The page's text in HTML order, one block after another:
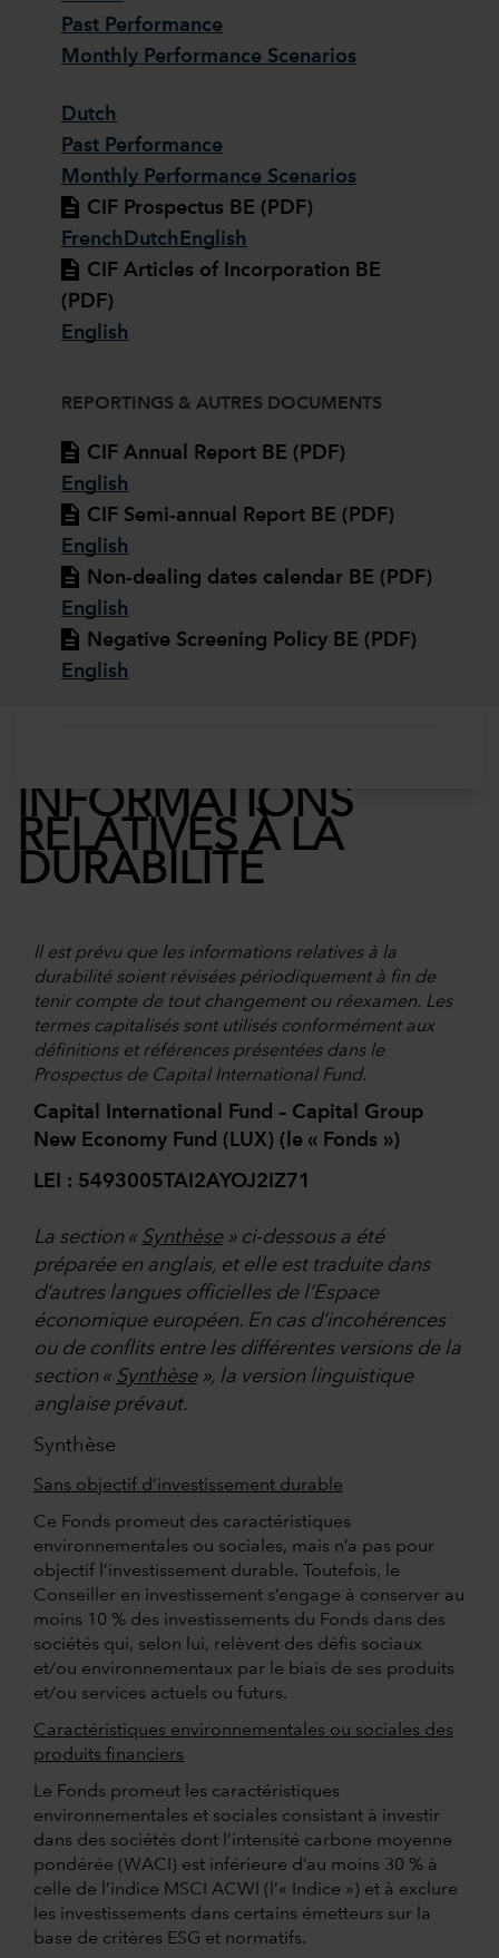
Past Performance
Monthly Performance Scenarios
Dutch
Past Performance
Monthly Performance Scenarios
CIF Prospectus BE (PDF)
French Dutch English
CIF Articles of Incorporation BE
(PDF)
English
REPORTINGS & AUTRES DOCUMENTS
CIF Annual Report BE (PDF)
English
CIF Semi-annual Report BE (PDF)
English
Non-dealing dates calendar BE (PDF)
English
Negative Screening Policy BE (PDF)
English
INFORMATIONS
RELATIVES À LA
DURABILITÉ
Il est prévu que les informations relatives à la
durabilité soient révisées périodiquement à fin de
tenir compte de tout changement ou réexamen. Les
termes capitalisés sont utilisés conformément aux
définitions et références présentées dans le
Prospectus de Capital International Fund.
Capital International Fund – Capital Group
New Economy Fund (LUX) (le « Fonds »)
LEI : 5493005TAI2AYOJ2IZ71
La section « Synthèse» ci-dessous a été
préparée en anglais, et elle est traduite dans
d’autres langues officielles de l’Espace
économique européen. En cas d’incohérences
ou de conflits entre les différentes versions de la
section « Synthèse», la version linguistique
anglaise prévaut.
Synthèse
Sans objectif d’investissement durable
Ce Fonds promeut des caractéristiques
environnementales ou sociales, mais n’a pas pour
objectif l’investissement durable. Toutefois, le
Conseiller en investissement s’engage à conserver au
moins 10 % des investissements du Fonds dans des
sociétés qui, selon lui, relèvent des défis sociaux
et/ou environnementaux par le biais de ses produits
et/ou services actuels ou futurs.
Caractéristiques environnementales ou sociales des
produits financiers
Le Fonds promeut les caractéristiques
environnementales et sociales consistant à investir
dans des sociétés dont l’intensité carbone moyenne
pondérée (WACI) est inférieure d’au moins 30 % à
celle de l’indice MSCI ACWI (l’« Indice ») et à exclure
les investissements dans certains émetteurs sur la
base de critères ESG et normatifs.